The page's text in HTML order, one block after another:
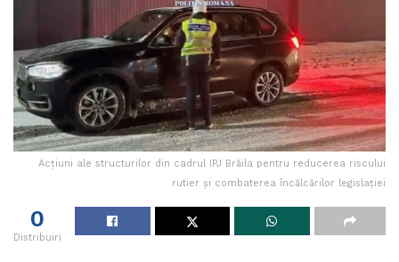
Acțiuni ale structurilor din cadrul IPJ Brăila pentru reducerea riscului
rutier și combaterea încălcărilor legislației
0
Distribuiri